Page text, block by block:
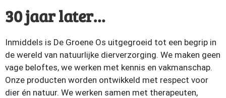
30 jaar later…
Inmiddels is De Groene Os uitgegroeid tot een begrip in
de wereld van natuurlijke dierverzorging. We maken geen
vage beloftes, we werken met kennis en vakmanschap.
Onze producten worden ontwikkeld met respect voor
dier én natuur. We werken samen met therapeuten,